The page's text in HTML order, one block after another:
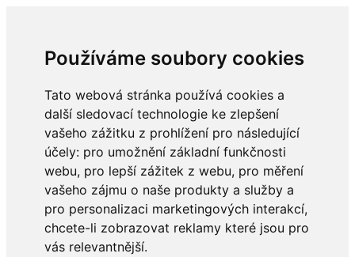
Používáme soubory cookies
Tato webová stránka používá cookies a
další sledovací technologie ke zlepšení
vašeho zážitku z prohlížení pro následující
účely: pro umožnění základní funkčnosti
webu, pro lepší zážitek z webu, pro měření
vašeho zájmu o naše produkty a služby a
pro personalizaci marketingových interakcí,
chcete-li zobrazovat reklamy které jsou pro
vás relevantnější.